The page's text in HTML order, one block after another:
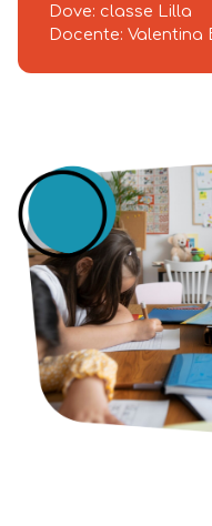
Dove: classe Lilla
Docente: Valentina